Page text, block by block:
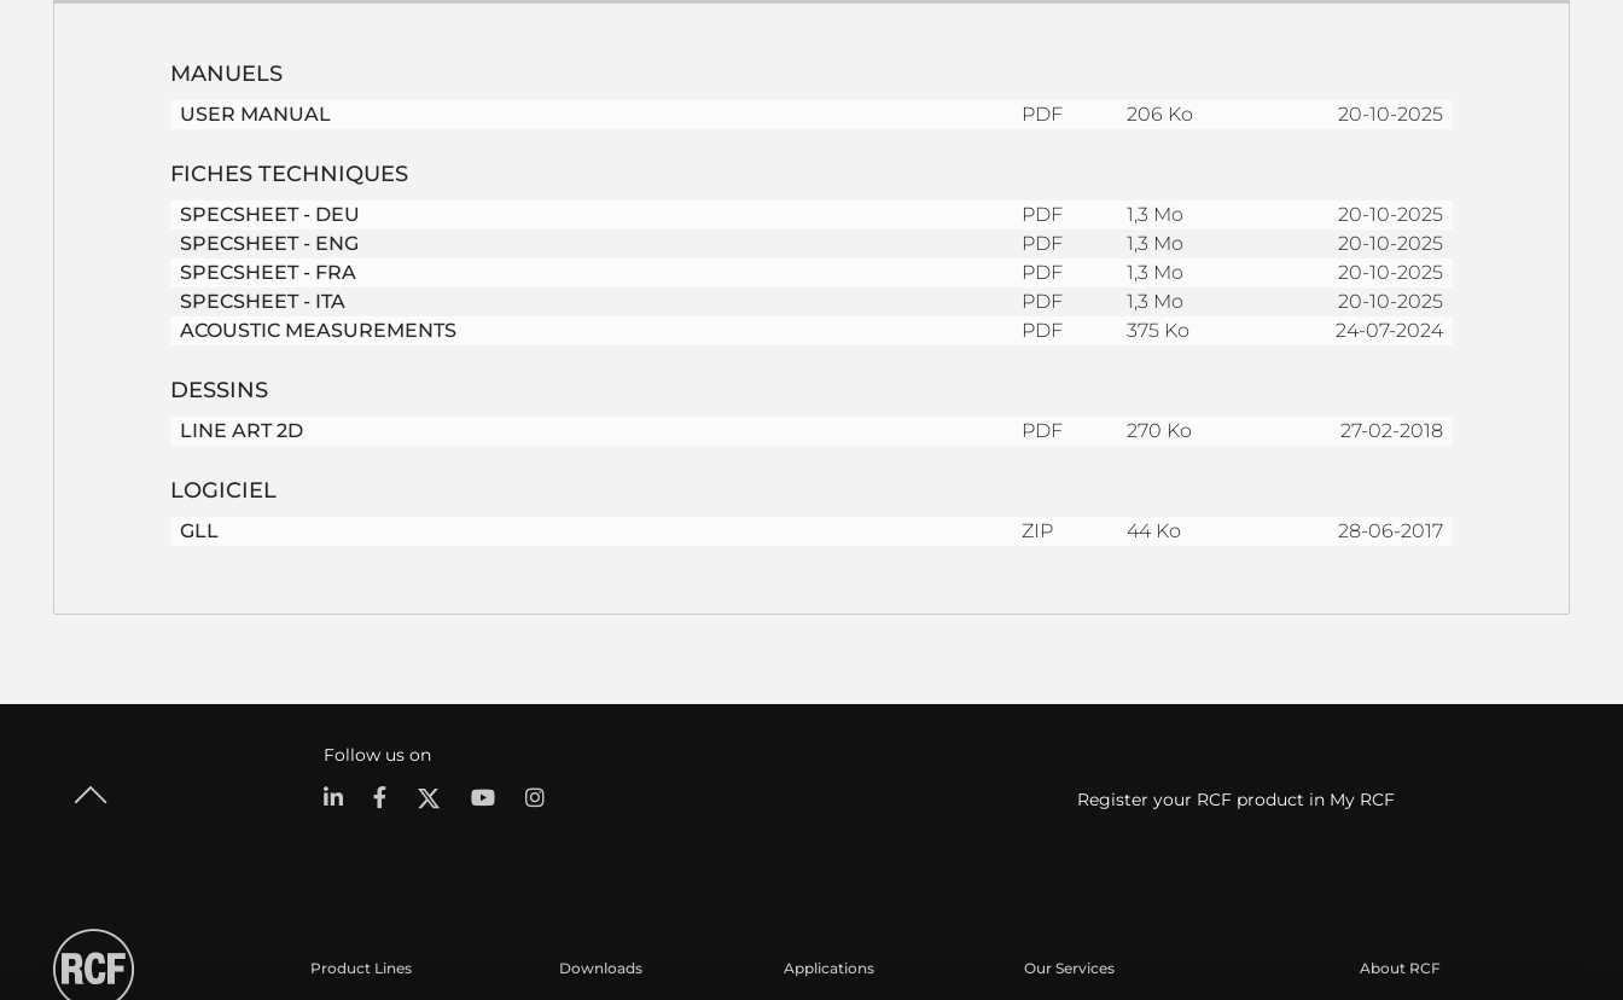
MANUELS
USER MANUAL PDF 206 Ko 20-10-2025
FICHES TECHNIQUES
SPECSHEET - DEU PDF 1,3 Mo
20-10-2025
SPECSHEET - ENG
PDF 1,3 Mo
20-10-2025
SPECSHEET - FRA
PDF 1,3 Mo
20-10-2025
SPECSHEET - ITA
PDF 1,3 Mo
20-10-2025
ACOUSTIC MEASUREMENTS
PDF 375 Ko 24-07-2024
DESSINS
LINE ART 2D PDF 270 Ko 27-02-2018
LOGICIEL
GLL ZIP 44 Ko 28-06-2017
Follow us on
Register your RCF product in My RCF
Product Lines Downloads Applications Our Services About RCF